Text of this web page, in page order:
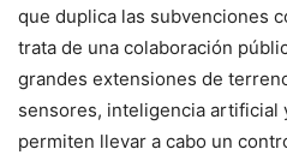
que duplica las subvenciones
trata de una colaboración
grandes extensiones de
sensores, inteligencia artificial
permiten llevar a cabo un